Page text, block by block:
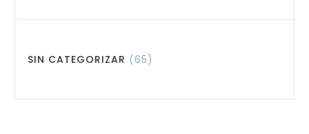
SIN CATEGORIZAR (65)